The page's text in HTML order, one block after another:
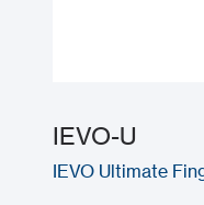
IEVO-U
IEVO Ultimate